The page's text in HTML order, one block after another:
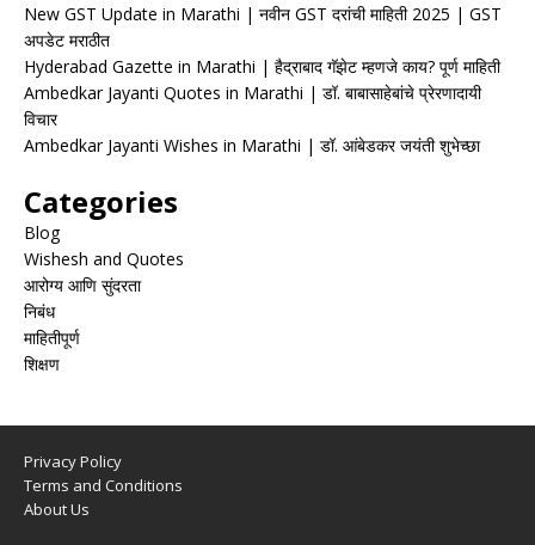
New GST Update in Marathi | नवीन GST दरांची माहिती 2025 | GST
अपडेट मराठीत
Hyderabad Gazette in Marathi | हैद्राबाद गॅझेट म्हणजे काय? पूर्ण माहिती
Ambedkar Jayanti Quotes in Marathi | डॉ. बाबासाहेबांचे प्रेरणादायी
विचार
Ambedkar Jayanti Wishes in Marathi | डॉ. आंबेडकर जयंती शुभेच्छा
Categories
Blog
Wishesh and Quotes
आरोग्य आणि सुंदरता
निबंध
माहितीपूर्ण
शिक्षण
Privacy Policy
Terms and Conditions
About Us